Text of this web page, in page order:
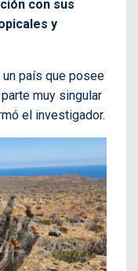
con sus
y
país que posee
muy singular
el investigador.